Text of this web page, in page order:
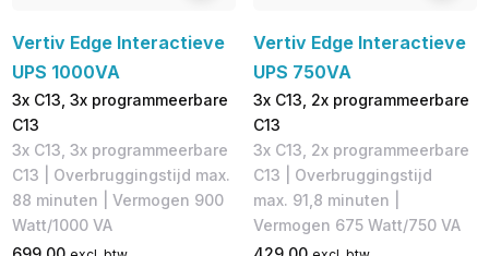
Vertiv Edge Interactieve
UPS 1000VA
3x C13, 3x programmeerbare
C13
3x C13, 3x programmeerbare
C13 | Overbruggingstijd max.
88 minuten | Vermogen 900
Watt/1000 VA
Vertiv Edge Interactieve
UPS 750VA
3x C13, 2x programmeerbare
C13
3x C13, 2x programmeerbare
C13 | Overbruggingstijd
max. 91,8 minuten |
Vermogen 675 Watt/750 VA